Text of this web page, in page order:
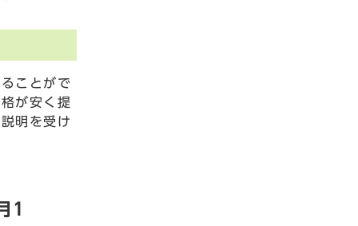
ことがで
が安く提
明を受け
1